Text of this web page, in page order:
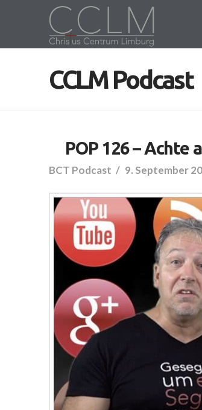
CCLM Podcast
POP 126 – Achte
BCT Podcast 9. September